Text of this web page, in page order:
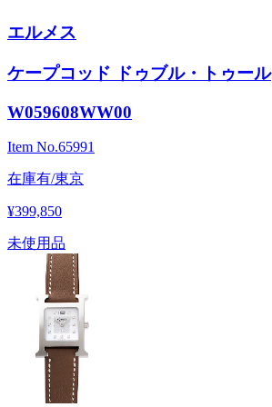
エルメス
ケープコッド ドゥブル・トゥール
W059608WW00
Item No.65991
在庫有/東京
¥399,850
未使用品